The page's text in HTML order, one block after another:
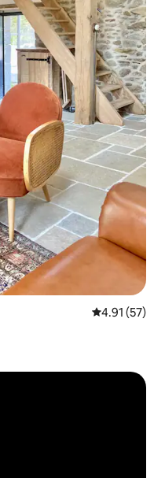
คะแนนเฉลี่ย
4.91 (57)